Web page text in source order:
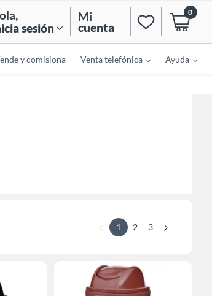
,
sesión
Mi
cuenta
0
y comisiona Venta telefónica Ayuda
1 2 3